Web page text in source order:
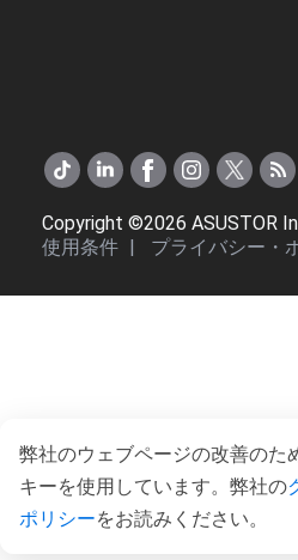
弊社のウェブページの改善のた
キーを使用しています。弊社の
ポリシーをお読みください。
Copyright ©2026 ASUSTOR
使用条件
プライバシー・